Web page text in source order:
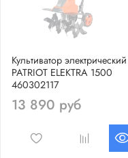
Культиватор электрический
PATRIOT ELEKTRA 1500
460302117
13 890 руб